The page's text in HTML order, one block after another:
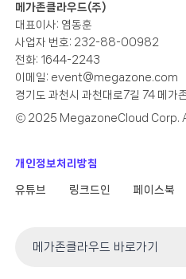
메가존클라우드 바로가기
메가존클라우드(주)
대표이사: 염동훈
사업자 번호: 232-88-00982
전화: 1644-2243
이메일: event@megazone.com
경기도 과천시 과천대로7길 74 메가
ⓒ 2025 MegazoneCloud Corp.
개인정보처리방침
유튜브 링크드인 페이스북